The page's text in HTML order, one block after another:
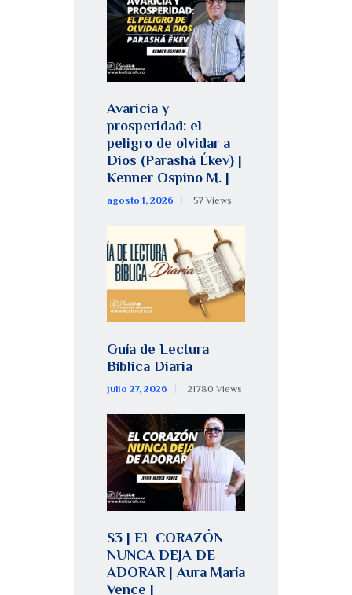
Avaricia y
prosperidad: el
peligro de olvidar a
Dios (Parashá Ékev) |
Kenner Ospino M. |
agosto 1, 2026 57 Views
Guía de Lectura
Bíblica Diaria
julio 27, 2026 21780 Views
S3 | EL CORAZÓN
NUNCA DEJA DE
ADORAR | Aura María
Vence |